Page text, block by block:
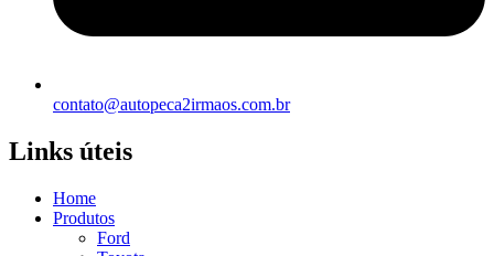
contato@autopeca2irmaos.com.br
Links úteis
Home
Produtos
Ford